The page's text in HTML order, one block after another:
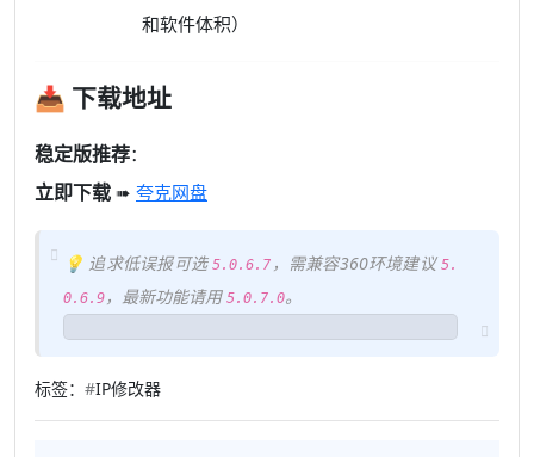
和软件体积）
📥 下载地址
稳定版推荐：
立即下载 ➠ 夸克网盘
💡 追求低误报可选5.0.6.7 ，需兼容360环境建议5.
0.6.9 ，最新功能请用 5.0.7.0。
标签： #IP修改器